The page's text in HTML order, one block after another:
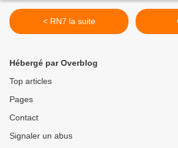
< RN7 la suite
Hébergé par Overblog
Top articles
Pages
Contact
Signaler un abus